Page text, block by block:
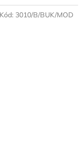
Kód: 3010/B/BUK/MOD